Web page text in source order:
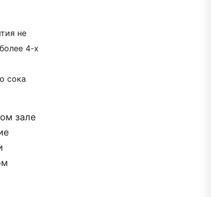
не
4-х
сока
зале